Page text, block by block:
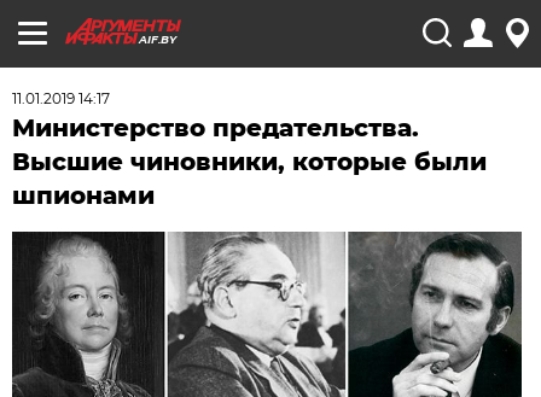
AIF.BY
11.01.2019 14:17
Министерство предательства.
Высшие чиновники, которые были
шпионами